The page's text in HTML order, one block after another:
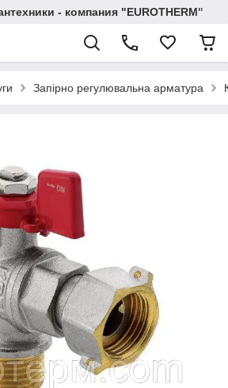
- компания "EUROTHERM"
Запірно регулювальна арматура